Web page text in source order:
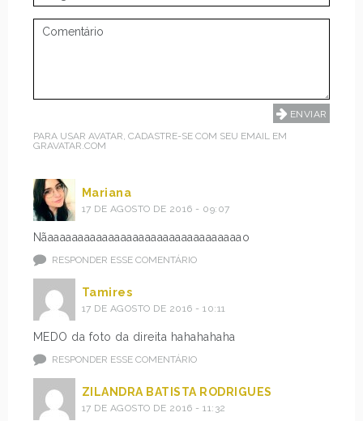
PARA USAR AVATAR, CADASTRE-SE COM SEU EMAIL EM
GRAVATAR.COM
Mariana
17 DE AGOSTO DE 2016 - 09:07
Nãaaaaaaaaaaaaaaaaaaaaaaaaaaaaaaaao
RESPONDER ESSE COMENTÁRIO
Tamires
17 DE AGOSTO DE 2016 - 10:11
MEDO da foto da direita hahahahaha
RESPONDER ESSE COMENTÁRIO
ZILANDRA BATISTA RODRIGUES
17 DE AGOSTO DE 2016 - 11:32